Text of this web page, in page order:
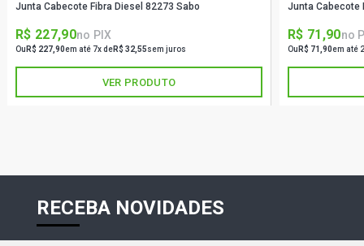
Junta Cabecote Fibra Diesel 82273 Sabo
R$ 227,90no PIX
Ou R$ 227,90em até 7x deR$ 32,55sem juros
VER PRODUTO
Junta Cabecote
R$ 71,90no
Ou R$ 71,90em até
RECEBA NOVIDADES